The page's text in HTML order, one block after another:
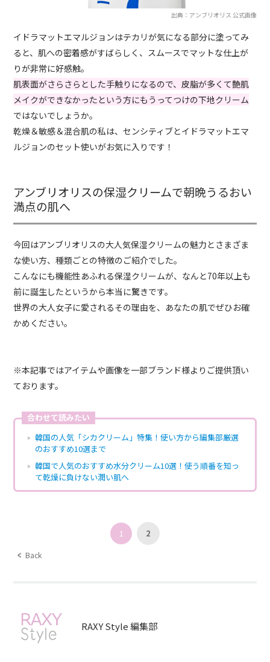
出典：アンブリオリス 公式画像
イドラマットエマルジョンはテカリが気になる部分に塗ってみ
ると、肌への密着感がすばらしく、スムースでマットな仕上が
りが非常に好感触。
肌表面がさらさらとした手触りになるので、皮脂が多くて艶肌
メイクができなかったという方にもうってつけの下地クリーム
ではないでしょうか。
乾燥＆敏感＆混合肌の私は、センシティブとイドラマットエマ
ルジョンのセット使いがお気に入りです！
アンブリオリスの保湿クリームで朝晩うるおい
満点の肌へ
今回はアンブリオリスの大人気保湿クリームの魅力とさまざま
な使い方、種類ごとの特徴のご紹介でした。
こんなにも機能性あふれる保湿クリームが、なんと70年以上も
前に誕生したというから本当に驚きです。
世界の大人女子に愛されるその理由を、あなたの肌でぜひお確
かめください。
※本記事ではアイテムや画像を一部ブランド様よりご提供頂い
ております。
合わせて読みたい
韓国の人気「シカクリーム」特集！使い方から編集部厳選
のおすすめ10選まで
韓国で人気のおすすめ水分クリーム10選！使う順番を知っ
て乾燥に負けない潤い肌へ
Back
1 2
RAXY Style 編集部